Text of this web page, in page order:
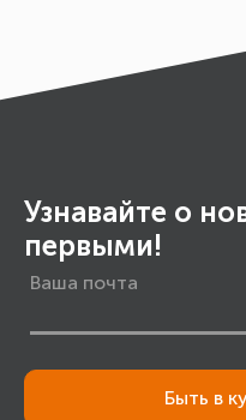
Узнавайте о
первыми!
Быть в